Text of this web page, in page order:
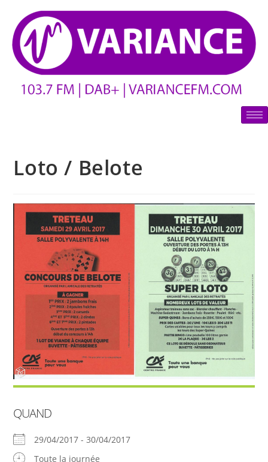
Loto / Belote
QUAND
29/04/2017 - 30/04/2017
Toute la journée